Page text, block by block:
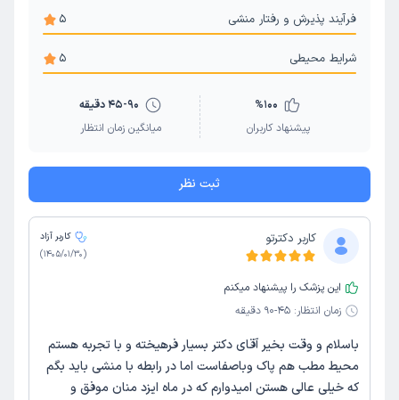
فرآیند پذیرش و رفتار منشی 5
شرایط محیطی 5
%100
پیشنهاد کاربران
45-90 دقیقه
میانگین زمان انتظار
ثبت نظر
کاربر دکترتو
کاربر آزاد
(
1405/01/30
)
این پزشک را پیشنهاد میکنم
زمان انتظار: 45-90 دقیقه
باسلام و وقت بخیر آقای دکتر بسیار فرهیخته و با تجربه هستم
محیط مطب هم پاک وباصفاست اما در رابطه با منشی باید بگم
که خیلی عالی هستن امیدوارم که در ماه ایزد منان موفق و